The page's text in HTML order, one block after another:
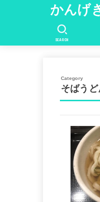
かんげ
SEARCH
そばうど